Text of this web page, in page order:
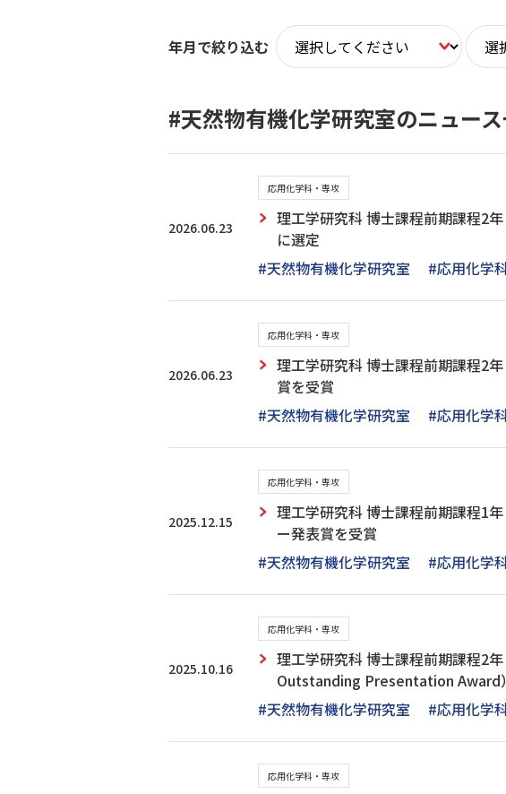
年月で絞り込む
#天然物有機化学研究室のニュー
2026.06.23
応用化学科・専攻
理工学研究科 博士課程前期課程2
に選定
#天然物有機化学研究室
#応用化学
2026.06.23
応用化学科・専攻
理工学研究科 博士課程前期課程2
賞を受賞
#天然物有機化学研究室
#応用化学
2025.12.15
応用化学科・専攻
理工学研究科 博士課程前期課程1
ー発表賞を受賞
#天然物有機化学研究室
#応用化学
2025.10.16
応用化学科・専攻
理工学研究科 博士課程前期課程2
Outstanding Presentation Award
#天然物有機化学研究室
#応用化学
応用化学科・専攻